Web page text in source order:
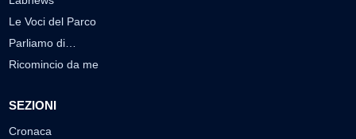
Le Voci del Parco
Parliamo di…
Ricomincio da me
SEZIONI
Cronaca